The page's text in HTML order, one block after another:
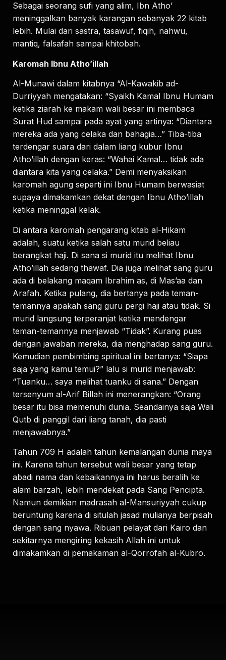
Sebagai seorang sufi yang alim, Ibn Atho’
meninggalkan banyak karangan sebanyak 22 kitab
lebih. Mulai dari sastra, tasawuf, fiqih, nahwu,
mantiq, falsafah sampai khitobah.
Karomah Ibnu Atho’illah
Al-Munawi dalam kitabnya “Al-Kawakib ad-
Durriyyah mengatakan: “Syaikh Kamal Ibnu Humam
ketika ziarah ke makam wali besar ini membaca
Surat Hud sampai pada ayat yang artinya: “Diantara
mereka ada yang celaka dan bahagia…” Tiba-tiba
terdengar suara dari dalam liang kubur Ibnu
Atho’illah dengan keras: “Wahai Kamal… tidak ada
diantara kita yang celaka.” Demi menyaksikan
karomah agung seperti ini Ibnu Humam berwasiat
supaya dimakamkan dekat dengan Ibnu Atho’illah
ketika meninggal kelak.
Di antara karomah pengarang kitab al-Hikam
adalah, suatu ketika salah satu murid beliau
berangkat haji. Di sana si murid itu melihat Ibnu
Atho’illah sedang thawaf. Dia juga melihat sang guru
ada di belakang maqam Ibrahim as, di Mas’aa dan
Arafah. Ketika pulang, dia bertanya pada teman-
temannya apakah sang guru pergi haji atau tidak. Si
murid langsung terperanjat ketika mendengar
teman-temannya menjawab “Tidak”. Kurang puas
dengan jawaban mereka, dia menghadap sang guru.
Kemudian pembimbing spiritual ini bertanya: “Siapa
saja yang kamu temui?” lalu si murid menjawab:
“Tuanku… saya melihat tuanku di sana.” Dengan
tersenyum al-Arif Billah ini menerangkan: “Orang
besar itu bisa memenuhi dunia. Seandainya saja Wali
Qutb di panggil dari liang tanah, dia pasti
menjawabnya.”
Tahun 709 H adalah tahun kemalangan dunia maya
ini. Karena tahun tersebut wali besar yang tetap
abadi nama dan kebaikannya ini harus beralih ke
alam barzah, lebih mendekat pada Sang Pencipta.
Namun demikian madrasah al-Mansuriyyah cukup
beruntung karena di situlah jasad mulianya berpisah
dengan sang nyawa. Ribuan pelayat dari Kairo dan
sekitarnya mengiring kekasih Allah ini untuk
dimakamkan di pemakaman al-Qorrofah al-Kubro.